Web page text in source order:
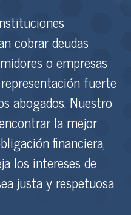
cobrar deudas
o empresas
fuerte
abogados. Nuestro
la mejor
financiera,
los intereses de
justa y respetuosa